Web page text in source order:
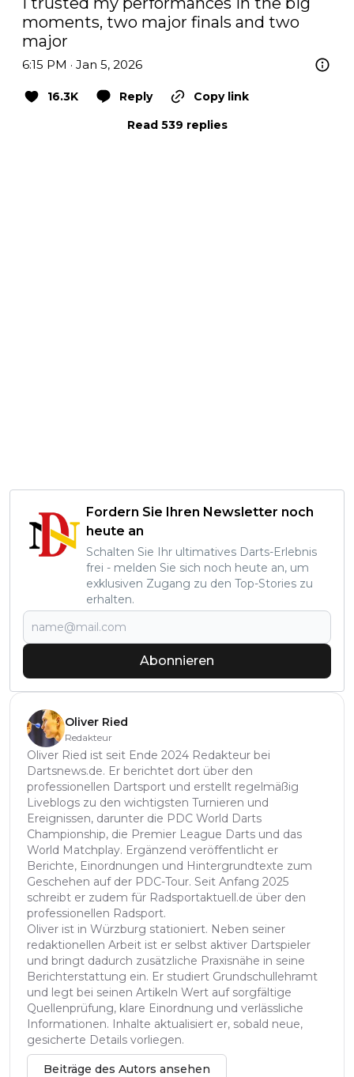
moments, two major finals and two
major
6:15 PM · Jan 5, 2026
16.3K Reply
Copy link
Read 539 replies
Fordern Sie Ihren Newsletter noch
heute an
Schalten Sie Ihr ultimatives Darts-Erlebnis
frei - melden Sie sich noch heute an, um
exklusiven Zugang zu den Top-Stories zu
erhalten.
Abonnieren
Oliver Ried
Redakteur
Oliver Ried ist seit Ende 2024 Redakteur bei
Dartsnews.de. Er berichtet dort über den
professionellen Dartsport und erstellt regelmäßig
Liveblogs zu den wichtigsten Turnieren und
Ereignissen, darunter die PDC World Darts
Championship, die Premier League Darts und das
World Matchplay. Ergänzend veröffentlicht er
Berichte, Einordnungen und Hintergrundtexte zum
Geschehen auf der PDC-Tour. Seit Anfang 2025
schreibt er zudem für Radsportaktuell.de über den
professionellen Radsport.
Oliver ist in Würzburg stationiert. Neben seiner
redaktionellen Arbeit ist er selbst aktiver Dartspieler
und bringt dadurch zusätzliche Praxisnähe in seine
Berichterstattung ein. Er studiert Grundschullehramt
und legt bei seinen Artikeln Wert auf sorgfältige
Quellenprüfung, klare Einordnung und verlässliche
Informationen. Inhalte aktualisiert er, sobald neue,
gesicherte Details vorliegen.
Beiträge des Autors ansehen